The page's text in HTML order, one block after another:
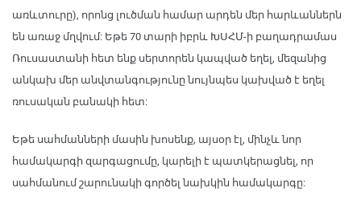
առևտուրը), որոնց լուծման համար արդեն մեր հարևաններն
են առաջ մղվում: Եթե 70 տարի իբրև ԽՍՀՄ-ի բաղադրամաս
Ռուսաստանի հետ ենք սերտորեն կապված եղել, մեզանից
անկախ մեր անվտանգությունը նույնպես կախված է եղել
ռուսական բանակի հետ:
Եթե սահմանների մասին խոսենք, այսօր էլ, մինչև նոր
համակարգի զարգացումը, կարելի է պատկերացնել, որ
սահմանում շարունակի գործել նախկին համակարգը: